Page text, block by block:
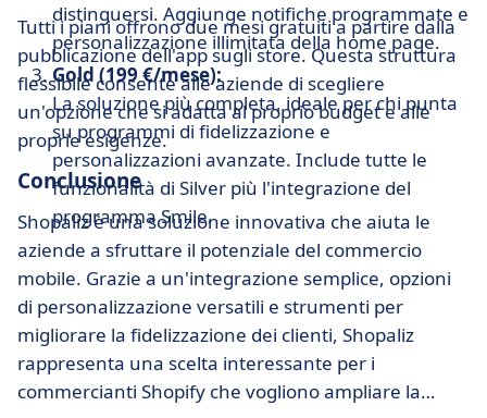
distinguersi. Aggiunge notifiche programmate e
personalizzazione illimitata della home page.
Gold (199 €/mese):
La soluzione più completa, ideale per chi punta
su programmi di fidelizzazione e
personalizzazioni avanzate. Include tutte le
funzionalità di Silver più l'integrazione del
programma Smile.
Tutti i piani offrono due mesi gratuiti a partire dalla
pubblicazione dell'app sugli store. Questa struttura
flessibile consente alle aziende di scegliere
un'opzione che si adatta al proprio budget e alle
proprie esigenze.
Conclusione
Shopaliz è una soluzione innovativa che aiuta le
aziende a sfruttare il potenziale del commercio
mobile. Grazie a un'integrazione semplice, opzioni
di personalizzazione versatili e strumenti per
migliorare la fidelizzazione dei clienti, Shopaliz
rappresenta una scelta interessante per i
commercianti Shopify che vogliono ampliare la